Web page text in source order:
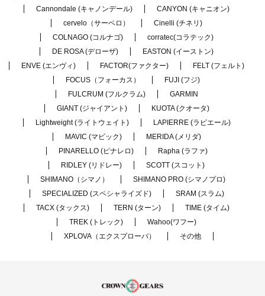
Cannondale (キャノンデール)
CANYON (キャニオン)
cervelo（サーベロ）
Cinelli (チネリ)
COLNAGO (コルナゴ)
corratec(コラテック)
DE ROSA (デローザ)
EASTON (イーストン)
ENVE (エンヴィ)
FACTOR(ファクター)
FELT (フェルト)
FOCUS（フォーカス）
FUJI (フジ)
FULCRUM (フルクラム)
GARMIN
GIANT (ジャイアント)
KUOTA (クオータ)
Lightweight (ライトウェイト)
LAPIERRE (ラピエール)
MAVIC (マビック)
MERIDA (メリダ)
PINARELLO (ピナレロ)
Rapha (ラファ)
RIDLEY (リドレー)
SCOTT (スコット)
SHIMANO（シマノ）
SHIMANO PRO (シマノプロ)
SPECIALIZED (スペシャライズド)
SRAM (スラム)
TACX (タックス)
TERN (ターン)
TIME (タイム)
TREK (トレック)
Wahoo(ワフー)
XPLOVA（エクスプローバ）
その他